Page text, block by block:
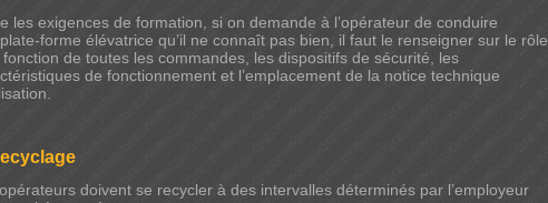
les exigences de formation, si on demande à l’opérateur de conduire
forme élévatrice qu’il ne connaît pas bien, il faut le renseigner sur le rôle
de toutes les commandes, les dispositifs de sécurité, les
de fonctionnement et l’emplacement de la notice technique
doivent se recycler à des intervalles déterminés par l’employeur